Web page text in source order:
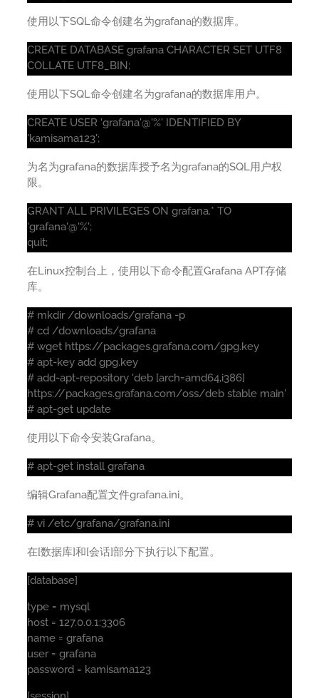
使用以下SQL命令创建名为grafana的数据库。
CREATE DATABASE grafana CHARACTER SET UTF8
COLLATE UTF8_BIN;
使用以下SQL命令创建名为grafana的数据库用户。
CREATE USER 'grafana'@'%' IDENTIFIED BY
'kamisama123';
为名为grafana的数据库授予名为grafana的SQL用户权
限。
GRANT ALL PRIVILEGES ON grafana.* TO
'grafana'@'%';
quit;
在Linux控制台上，使用以下命令配置Grafana APT存储
库。
# mkdir /downloads/grafana -p
# cd /downloads/grafana
# wget https://packages.grafana.com/gpg.key
# apt-key add gpg.key
# add-apt-repository 'deb [arch=amd64,i386]
https://packages.grafana.com/oss/deb stable main'
# apt-get update
使用以下命令安装Grafana。
# apt-get install grafana
编辑Grafana配置文件grafana.ini。
# vi /etc/grafana/grafana.ini
在[数据库]和[会话]部分下执行以下配置。
[database]
type = mysql
host = 127.0.0.1:3306
name = grafana
user = grafana
password = kamisama123